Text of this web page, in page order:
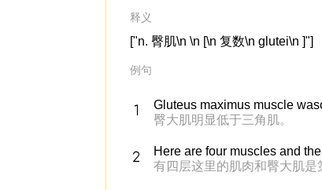
释义
["n. 臀肌\n \n [\n 复数\n glutei\n ]"]
例句
Gluteus maximus muscle
臀大肌明显低于三角肌。
Here are four muscles and
有四层这里的肌肉和臀大肌是